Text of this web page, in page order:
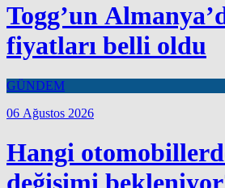
Togg’un
fiyatları belli oldu
GÜNDEM
06 Ağustos 2026
Hangi